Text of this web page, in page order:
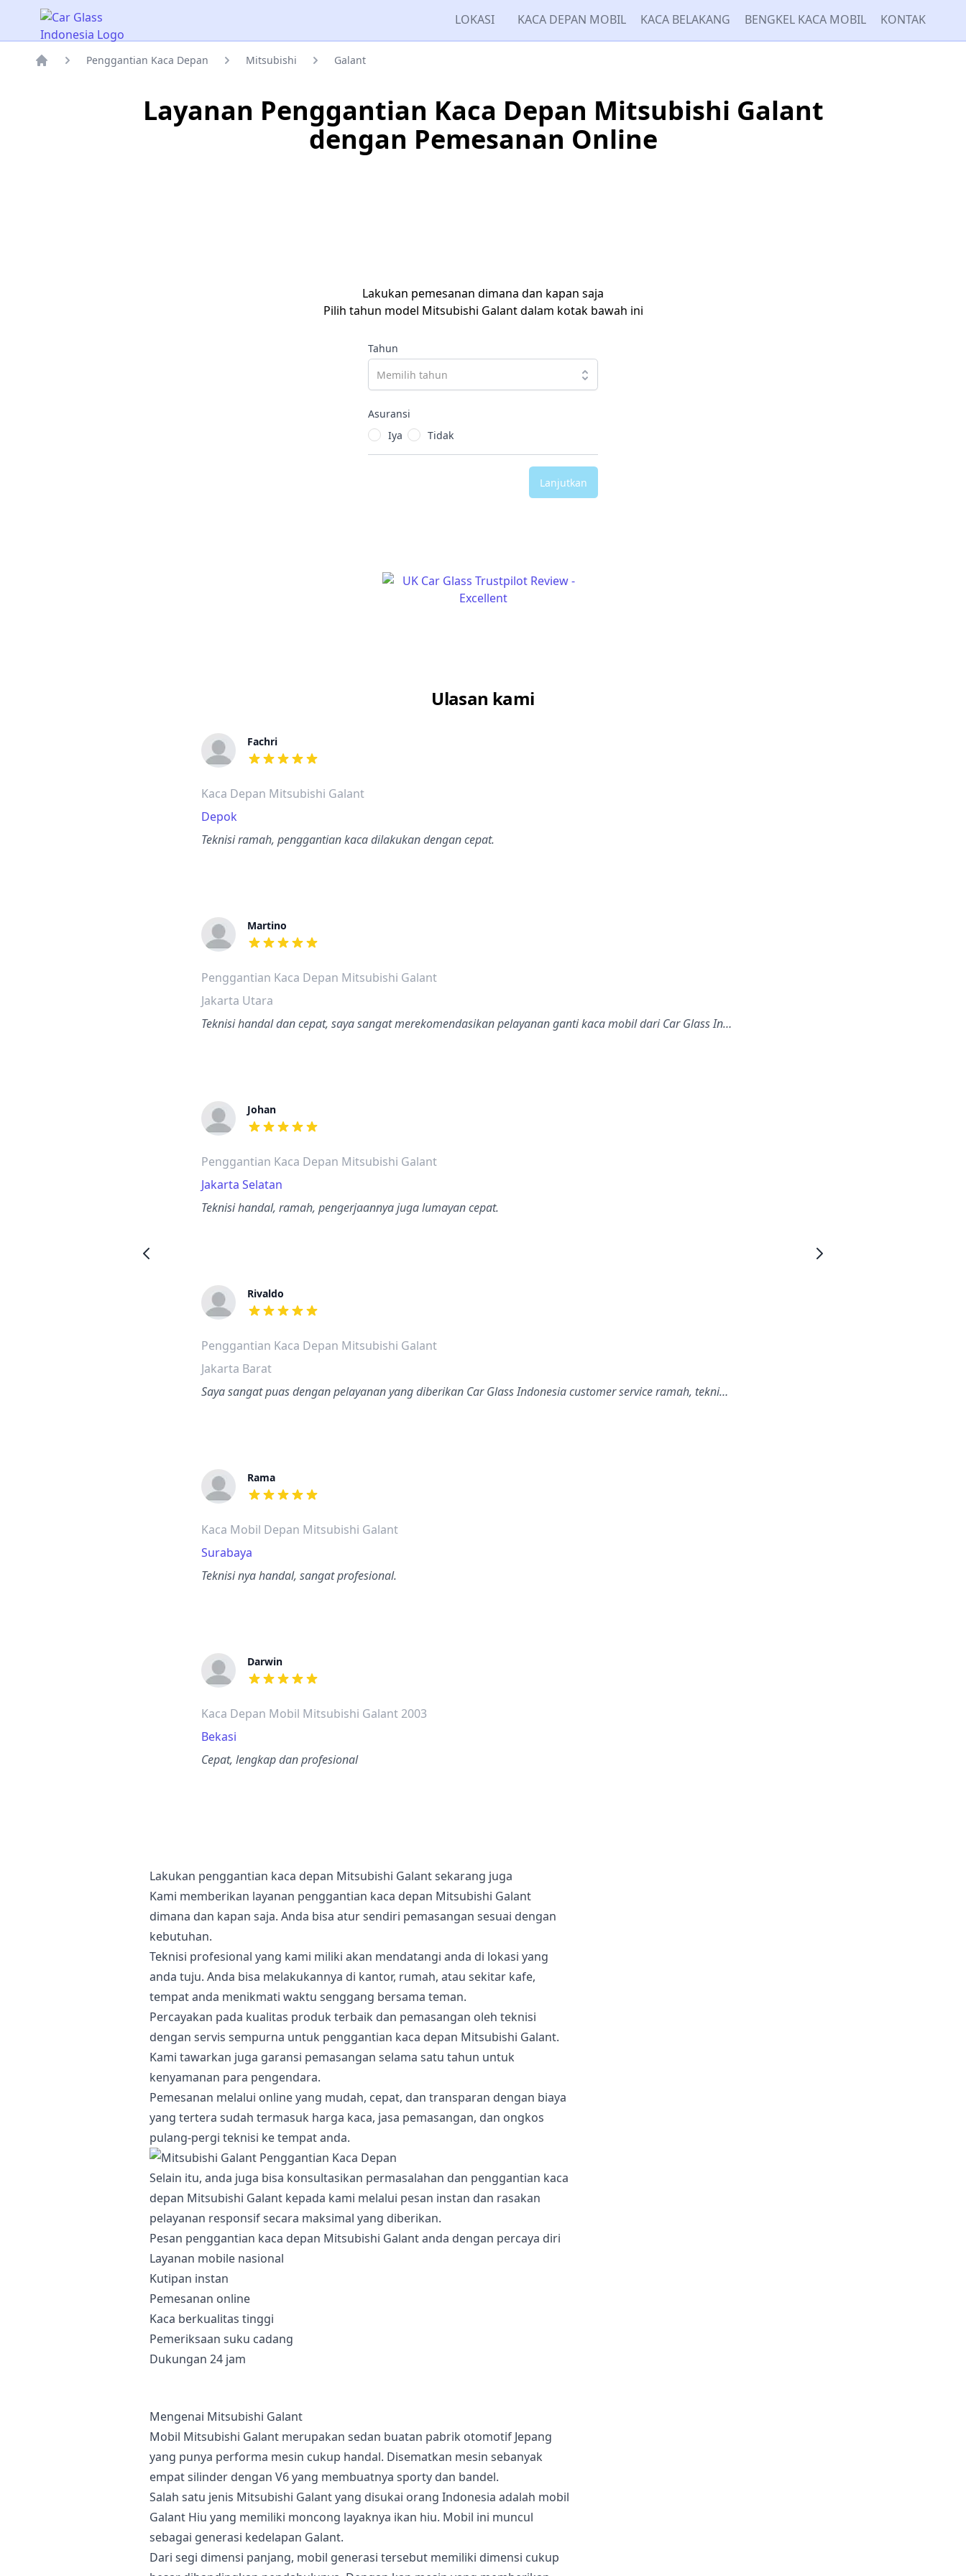
Car Glass Indonesia LOKASI KACA DEPAN MOBIL KACA BELAKANG BENGKEL KACA MOBIL KONTAK
Penggantian Kaca Depan Mitsubishi Galant
Layanan Penggantian Kaca Depan Mitsubishi Galant
dengan Pemesanan Online
Lakukan pemesanan dimana dan kapan saja
Pilih tahun model Mitsubishi Galant dalam kotak bawah ini
Tahun
Asuransi
Iya
Tidak
Lanjutkan
Ulasan kami
Fachri
dari ulasan adalah bintang lima
Kaca Depan Mitsubishi Galant
Depok
Teknisi ramah, penggantian kaca dilakukan dengan cepat.
Martino
dari ulasan adalah bintang lima
Penggantian Kaca Depan Mitsubishi Galant
Jakarta Utara
Teknisi handal dan cepat, saya sangat merekomendasikan pelayanan ganti kaca mobil dari Car Glass In…
Johan
dari ulasan adalah bintang lima
Penggantian Kaca Depan Mitsubishi Galant
Jakarta Selatan
Teknisi handal, ramah, pengerjaannya juga lumayan cepat.
Rivaldo
dari ulasan adalah bintang lima
Penggantian Kaca Depan Mitsubishi Galant
Jakarta Barat
Saya sangat puas dengan pelayanan yang diberikan Car Glass Indonesia customer service ramah, tekni…
Rama
dari ulasan adalah bintang lima
Kaca Mobil Depan Mitsubishi Galant
Surabaya
Teknisi nya handal, sangat profesional.
Darwin
dari ulasan adalah bintang lima
Kaca Depan Mobil Mitsubishi Galant 2003
Bekasi
Cepat, lengkap dan profesional
Lakukan penggantian kaca depan Mitsubishi Galant sekarang juga
Kami memberikan layanan penggantian kaca depan Mitsubishi Galant
dimana dan kapan saja. Anda bisa atur sendiri pemasangan sesuai dengan
kebutuhan.
Teknisi profesional yang kami miliki akan mendatangi anda di lokasi yang
anda tuju. Anda bisa melakukannya di kantor, rumah, atau sekitar kafe,
tempat anda menikmati waktu senggang bersama teman.
Percayakan pada kualitas produk terbaik dan pemasangan oleh teknisi
dengan servis sempurna untuk penggantian kaca depan Mitsubishi Galant.
Kami tawarkan juga garansi pemasangan selama satu tahun untuk
kenyamanan para pengendara.
Pemesanan melalui online yang mudah, cepat, dan transparan dengan biaya
yang tertera sudah termasuk harga kaca, jasa pemasangan, dan ongkos
pulang-pergi teknisi ke tempat anda.
Selain itu, anda juga bisa konsultasikan permasalahan dan penggantian kaca
depan Mitsubishi Galant kepada kami melalui pesan instan dan rasakan
pelayanan responsif secara maksimal yang diberikan.
Pesan penggantian kaca depan Mitsubishi Galant anda dengan percaya diri
Layanan mobile nasional
Kutipan instan
Pemesanan online
Kaca berkualitas tinggi
Pemeriksaan suku cadang
Dukungan 24 jam
Mengenai Mitsubishi Galant
Mobil Mitsubishi Galant merupakan sedan buatan pabrik otomotif Jepang
yang punya performa mesin cukup handal. Disematkan mesin sebanyak
empat silinder dengan V6 yang membuatnya sporty dan bandel.
Salah satu jenis Mitsubishi Galant yang disukai orang Indonesia adalah mobil
Galant Hiu yang memiliki moncong layaknya ikan hiu. Mobil ini muncul
sebagai generasi kedelapan Galant.
Dari segi dimensi panjang, mobil generasi tersebut memiliki dimensi cukup